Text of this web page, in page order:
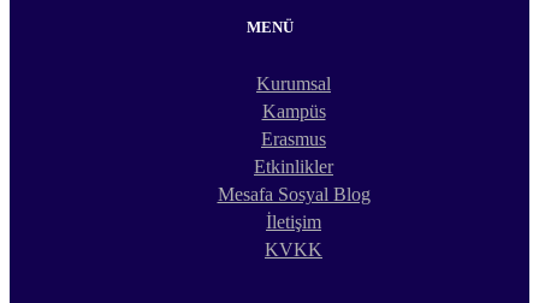
MENÜ
Kurumsal
Kampüs
Erasmus
Etkinlikler
Mesafa Sosyal Blog
İletişim
KVKK